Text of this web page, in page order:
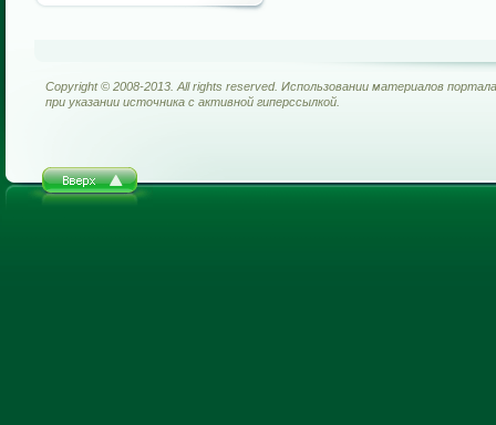
Copyright © 2008-2013. All rights reserved. Использовании материалов
при указании источника с активной гиперссылкой.